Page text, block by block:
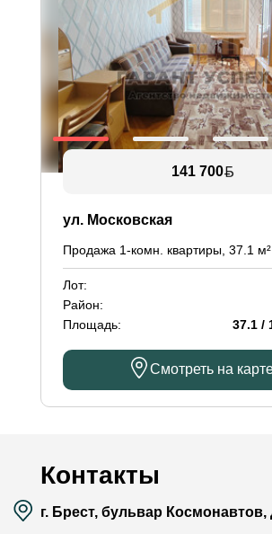
141 700
ул. Московская
Продажа 1-комн. квартиры, 37.1 м²
Лот:
Район:
Площадь:
37.1 /
Смотреть на
Контакты
г. Брест, бульвар Космонавтов,